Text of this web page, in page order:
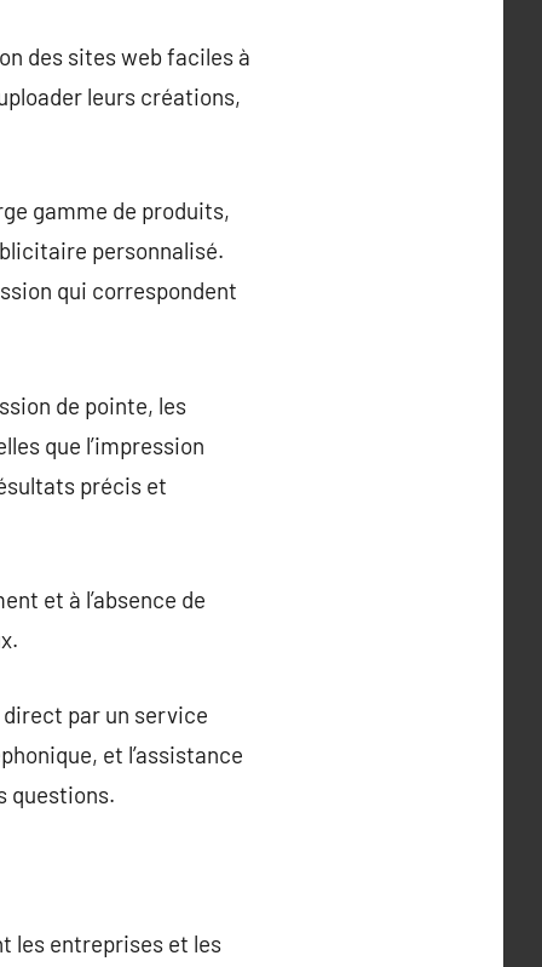
des sites web faciles à
leurs créations,
gamme de produits,
personnalisé.
qui correspondent
de pointe, les
que l’impression
précis et
et à l’absence de
par un service
et l’assistance
questions.
les entreprises et les